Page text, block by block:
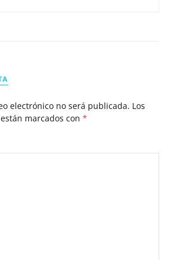
electrónico no será publicada. Los
marcados con *